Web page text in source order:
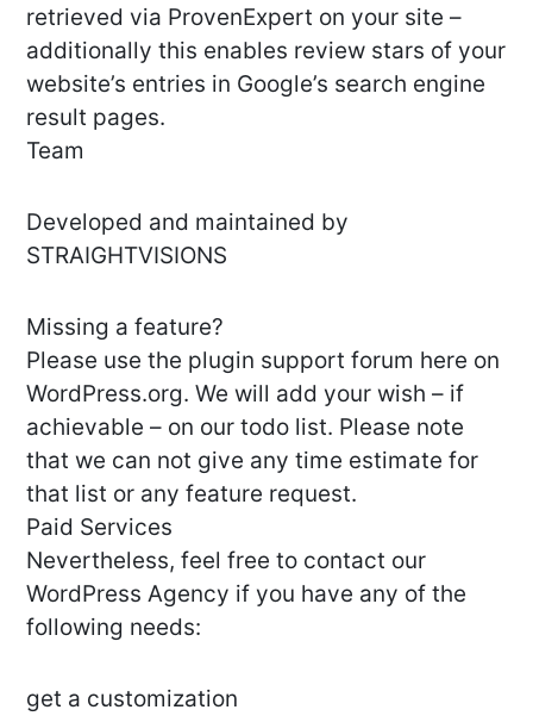
retrieved via ProvenExpert on your site –
additionally this enables review stars of your
website’s entries in Google’s search engine
result pages.
Team
Developed and maintained by
STRAIGHTVISIONS
Missing a feature?
Please use the plugin support forum here on
WordPress.org. We will add your wish – if
achievable – on our todo list. Please note
that we can not give any time estimate for
that list or any feature request.
Paid Services
Nevertheless, feel free to contact our
WordPress Agency if you have any of the
following needs:
get a customization